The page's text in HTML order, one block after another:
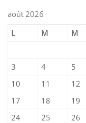
août 2026
L
M M
3
4 5
10
11 12
17
18 19
24
25 26